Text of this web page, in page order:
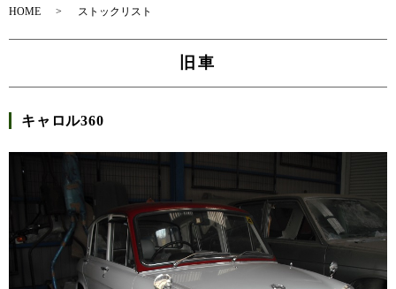
HOME ストックリスト
旧車
キャロル360